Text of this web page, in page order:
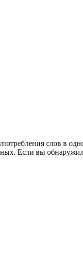
слов в
Если вы